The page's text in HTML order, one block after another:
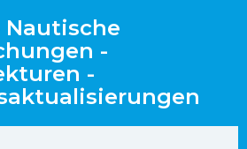
Nautische
-
-